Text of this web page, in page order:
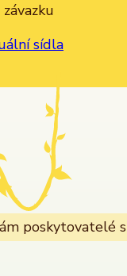
sídla
poskytovatelé